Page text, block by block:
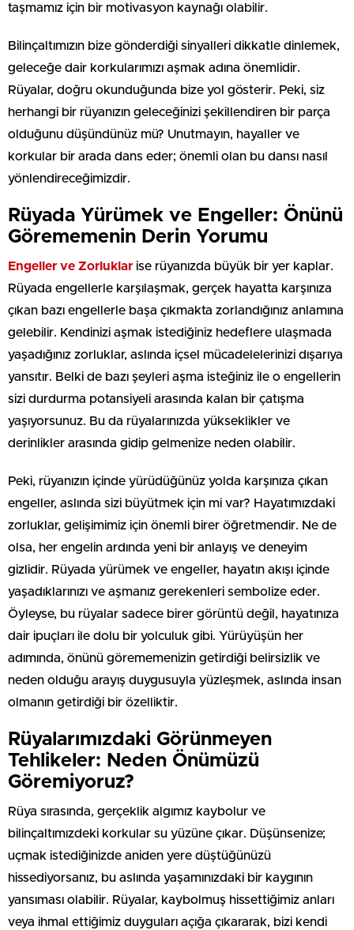
taşmamız için bir motivasyon kaynağı olabilir.
Bilinçaltımızın bize gönderdiği sinyalleri dikkatle dinlemek,
geleceğe dair korkularımızı aşmak adına önemlidir.
Rüyalar, doğru okunduğunda bize yol gösterir. Peki, siz
herhangi bir rüyanızın geleceğinizi şekillendiren bir parça
olduğunu düşündünüz mü? Unutmayın, hayaller ve
korkular bir arada dans eder; önemli olan bu dansı nasıl
yönlendireceğimizdir.
Rüyada Yürümek ve Engeller: Önünü
Görememenin Derin Yorumu
Engeller ve Zorluklar ise rüyanızda büyük bir yer kaplar.
Rüyada engellerle karşılaşmak, gerçek hayatta karşınıza
çıkan bazı engellerle başa çıkmakta zorlandığınız anlamına
gelebilir. Kendinizi aşmak istediğiniz hedeflere ulaşmada
yaşadığınız zorluklar, aslında içsel mücadelelerinizi dışarıya
yansıtır. Belki de bazı şeyleri aşma isteğiniz ile o engellerin
sizi durdurma potansiyeli arasında kalan bir çatışma
yaşıyorsunuz. Bu da rüyalarınızda yükseklikler ve
derinlikler arasında gidip gelmenize neden olabilir.
Peki, rüyanızın içinde yürüdüğünüz yolda karşınıza çıkan
engeller, aslında sizi büyütmek için mi var? Hayatımızdaki
zorluklar, gelişimimiz için önemli birer öğretmendir. Ne de
olsa, her engelin ardında yeni bir anlayış ve deneyim
gizlidir. Rüyada yürümek ve engeller, hayatın akışı içinde
yaşadıklarınızı ve aşmanız gerekenleri sembolize eder.
Öyleyse, bu rüyalar sadece birer görüntü değil, hayatınıza
dair ipuçları ile dolu bir yolculuk gibi. Yürüyüşün her
adımında, önünü görememenizin getirdiği belirsizlik ve
neden olduğu arayış duygusuyla yüzleşmek, aslında insan
olmanın getirdiği bir özelliktir.
Rüyalarımızdaki Görünmeyen
Tehlikeler: Neden Önümüzü
Göremiyoruz?
Rüya sırasında, gerçeklik algımız kaybolur ve
bilinçaltımızdeki korkular su yüzüne çıkar. Düşünsenize;
uçmak istediğinizde aniden yere düştüğünüzü
hissediyorsanız, bu aslında yaşamınızdaki bir kaygının
yansıması olabilir. Rüyalar, kaybolmuş hissettiğimiz anları
veya ihmal ettiğimiz duyguları açığa çıkararak, bizi kendi